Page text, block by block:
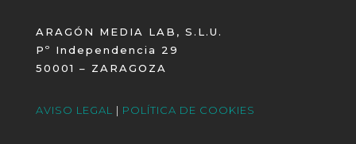
ARAGÓN MEDIA LAB, S.L.U.
Pº Independencia 29
50001 – ZARAGOZA
AVISO LEGAL | POLÍTICA DE COOKIES